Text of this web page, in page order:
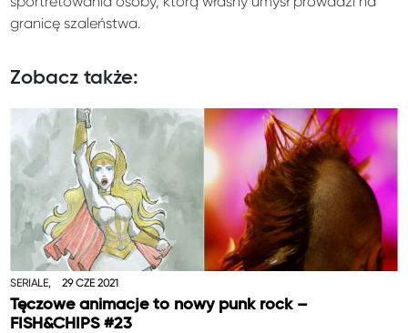
granicę szaleństwa.
Zobacz także:
SERIALE, 29 CZE 2021
Tęczowe animacje to nowy punk rock –
FISH&CHIPS #23